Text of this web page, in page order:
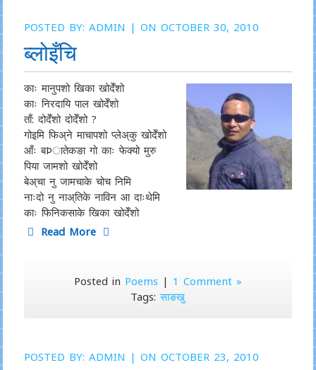
POSTED BY: ADMIN | ON OCTOBER 30, 2010
ब्लोइँचि
काः मानुपशो खिका खोदेँशो
काः निरदायि पाल खोदेँशो
ताँ: दोदेँशो दोदेँशो ?
गोइमि फिअ्ने माचापशो प्लेअ्कु खोदेँशो
आँः बÞातेकङा गो काः फेक्यो मुरु
पिया जामशो खोदेँशो
बेअ्चा नु जामचाके चोच निमि
नाःदो नु नाअ्तिके नाविन आ दाःथेमि
काः फिनिकसाके खिका खोदेँशो
Read More
Posted in Poems | 1 Comment »
Tags:साङखु
POSTED BY: ADMIN | ON OCTOBER 23, 2010